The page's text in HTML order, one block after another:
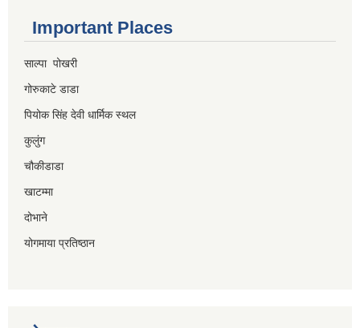
Important Places
साल्पा पोखरी
गोरुकाटे डाडा
पियोक सिंह देवी धार्मिक स्थल
कुलुंग
चौकीडाडा
खाटम्मा
दोभाने
योगमाया प्रतिष्ठान